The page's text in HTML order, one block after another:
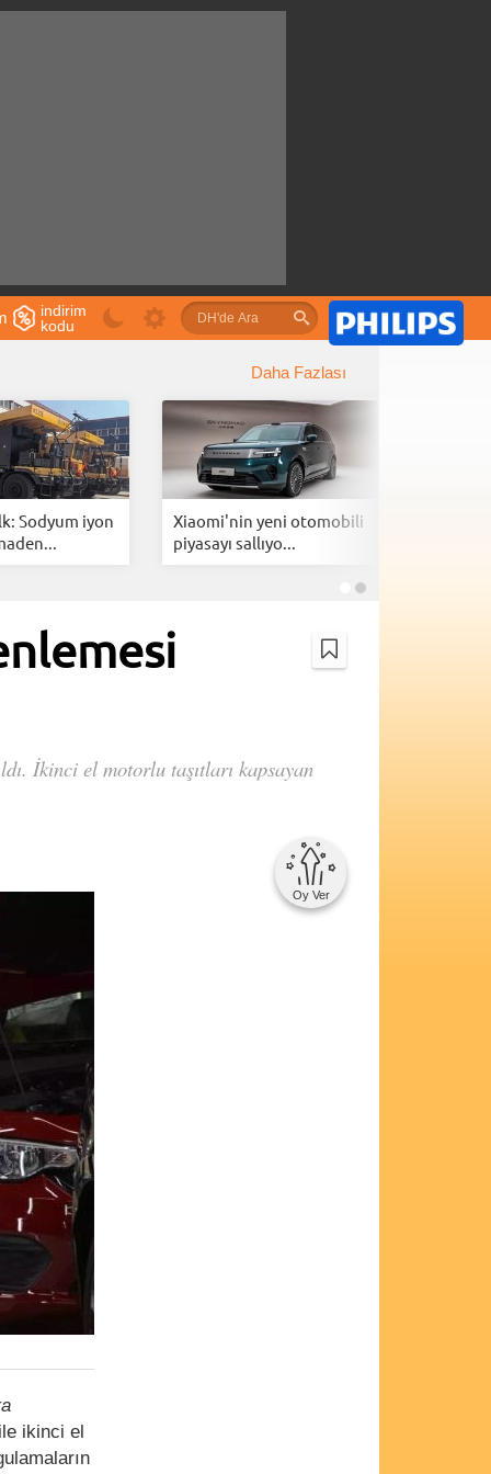
indirim
kodu
Daha Fazlası
Sodyum iyon
Xiaomi'nin yeni otomobili
piyasayı sallıyo...
İkinci el motorlu taşıtları kapsayan
Oy Ver
ikinci el